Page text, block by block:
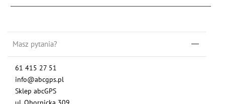
Masz pytania?
61 415 27 51
info@abcgps.pl
Sklep abcGPS
ul. Obornicka 309